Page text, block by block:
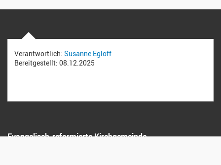
Evangelisch-reformierte Kirchgemeinde
Verantwortlich: Susanne Egloff
Bereitgestellt: 08.12.2025